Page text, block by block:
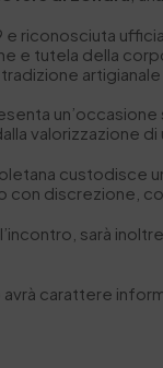
e riconosciuta
e tutela della
valorizzazione
custodisce
con discrezione,
sarà
avrà carattere